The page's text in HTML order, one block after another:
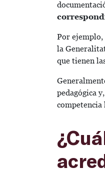
Por ejemplo,
la
que tienen
pedagógica